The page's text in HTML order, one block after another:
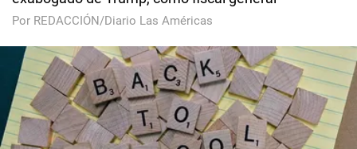
Por REDACCIÓN/Diario Las Américas